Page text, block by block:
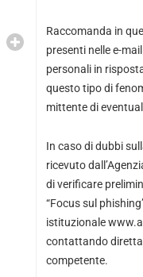
Raccomanda in
presenti nelle e-
personali in
questo tipo di
mittente di
In caso di dubbi
ricevuto
di verificare
“Focus sul
istituzionale
contattando
competente.